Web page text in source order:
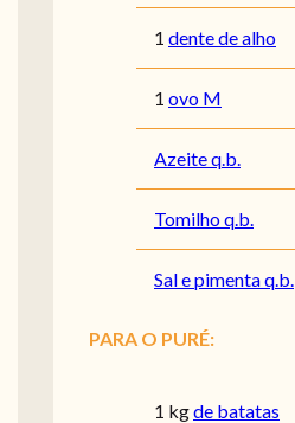
1 dente de alho
1 ovo M
Azeite q.b.
Tomilho q.b.
Sal e pimenta q.b.
PARA O PURÉ:
1 kgde batatas